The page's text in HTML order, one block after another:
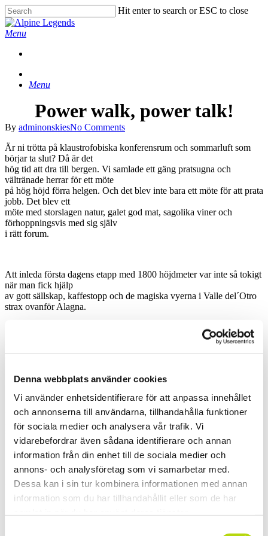
Denna webbplats använder cookies
Vi använder enhetsidentifierare för att anpassa innehållet
och annonserna till användarna, tillhandahålla funktioner
för sociala medier och analysera vår trafik. Vi
vidarebefordrar även sådana identifierare och annan
information från din enhet till de sociala medier och
annons- och analysföretag som vi samarbetar med.
Dessa kan i sin tur kombinera informationen med annan
information som du har tillhandahållit eller som de har
Skip
to
main
Hit enter to search or ESC to close
Close
Search
Menu
Menu
Power walk, power talk!
By adminonskiesNo Comments
Är ni trötta på klaustrofobiska konferensrum och sommarluft som
börjar ta slut? Då är det
hög tid att dra till bergen. Vi samlade ett gäng pratsugna och
vältränade herrar för ett möte
på hög höjd förra helgen. Och det blev inte bara ett möte för att prata
jobb. Det blev ett
möte med storslagen natur, galet god mat, sagolika viner och
förhoppningsvis med sig själv
i rätt forum.
Att inleda första dagens etapp med 1800 höjdmeter var inte så tokigt
när man fick hjälp
av gott sällskap, kaffestopp och de magiska vyerna i Valle del´Otro
strax ovanför Alagna.
Klarblått och vindstilla på 2880 möh, just efter frukost på historiska
På väg ner genom Balma-dalen, klassiska offpiståk diskuterades
ideligen. Att vi var så
gott som ensamma gjorde ju inte saken sämre denna Augusti-
söndag.
Sällan har man stretchat på en vackrare plats. Vattenfall är bra orsak
att sträcka ut länge.